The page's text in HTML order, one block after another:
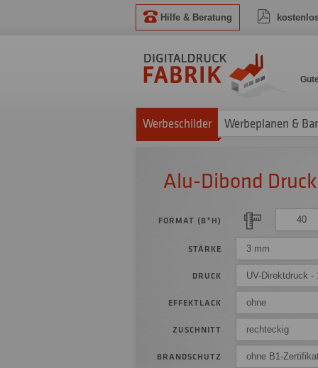
Hilfe & Beratung
Werbeschilder Werbeplanen &
Alu-Dibond
FORMAT (B*H)
STÄRKE 3 mm
DRUCK UV-Direktdruck -
EFFEKTLACK ohne
ZUSCHNITT rechteckig
BRANDSCHUTZ ohne B1-